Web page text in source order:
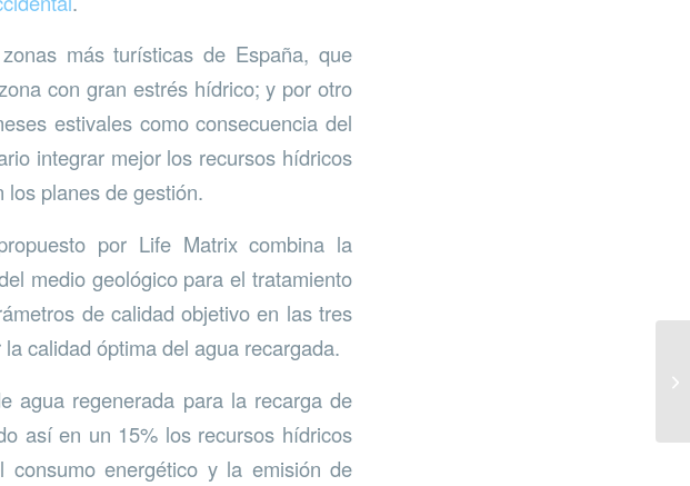
más turísticas de España, que
con gran estrés hídrico; y por otro
estivales como consecuencia del
integrar mejor los recursos hídricos
los planes de gestión.
por Life Matrix combina la
medio geológico para el tratamiento
de calidad objetivo en las tres
calidad óptima del agua recargada.
agua regenerada para la recarga de
así en un 15% los recursos hídricos
energético y la emisión de